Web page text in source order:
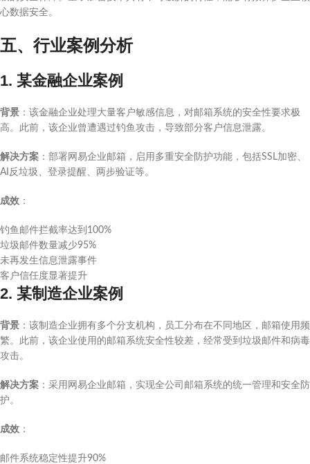
心数据安全。
五、行业案例分析
1. 某金融企业案例
背景 ：该金融企业处理大量客户敏感信息，对邮箱系统的安全性要求极
高。此前，该企业曾遭遇过钓鱼攻击，导致部分客户信息泄露。
解决方案 ：部署网易企业邮箱，启用多重安全防护功能，包括SSL加密、
AI反垃圾、登录提醒、两步验证等。
成效 ：
钓鱼邮件拦截率达到100%
垃圾邮件数量减少95%
未再发生信息泄露事件
客户信任度显著提升
2. 某制造企业案例
背景 ：该制造企业拥有多个分支机构，员工分布在不同地区，邮箱使用频
繁。此前，该企业使用的邮箱系统安全性较差，经常受到垃圾邮件和病毒
攻击。
解决方案 ：采用网易企业邮箱，实现全公司邮箱系统的统一管理和安全防
护。
成效 ：
邮件系统稳定性提升90%